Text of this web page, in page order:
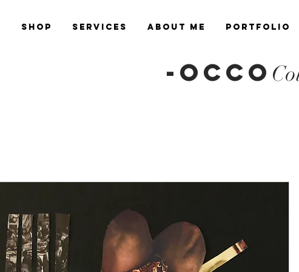
Shop Services About Me Portfolio
-OCCO